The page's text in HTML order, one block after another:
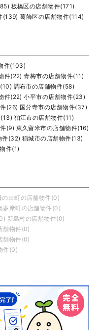
板橋区の店舗物件(171)
(139) 葛飾区の店舗物件(114)
件(103)
件(22) 青梅市の店舗物件(11)
調布市の店舗物件(58)
件(22) 小平市の店舗物件(23)
(26) 国分寺市の店舗物件(37)
狛江市の店舗物件(11)
(9) 東久留米市の店舗物件(16)
件(32) 稲城市の店舗物件(13)
件(1)
の出町の店舗物件(0)
多摩町の店舗物件(0)
新島村の店舗物件(0)
舗物件(0)
舗物件(0)
件(0)